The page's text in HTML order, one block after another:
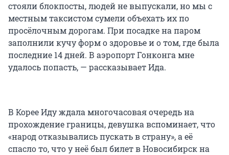
стояли блокпосты, людей не выпускали, но мы с
местным таксистом сумели объехать их по
просёлочным дорогам. При посадке на паром
заполнили кучу форм о здоровье и о том, где была
последние 14 дней. В аэропорт Гонконга мне
удалось попасть, — рассказывает Ида.
В Корее Иду ждала многочасовая очередь на
прохождение границы, девушка вспоминает, что
«народ отказывались пускать в страну», а её
спасло то, что у неё был билет в Новосибирск на